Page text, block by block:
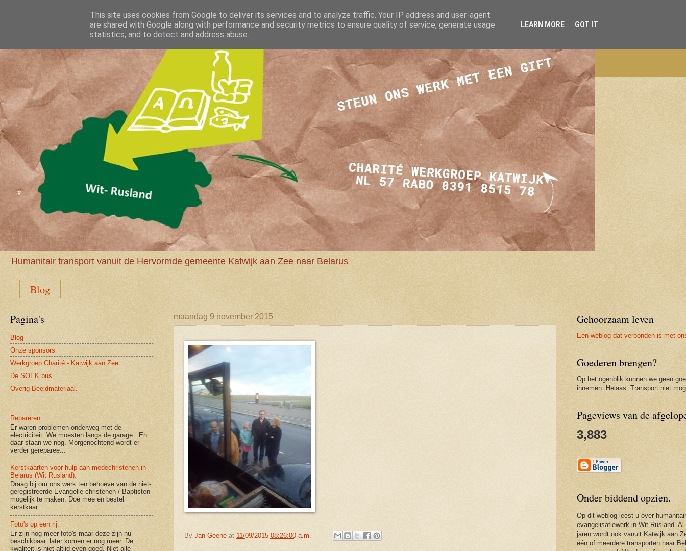
Humanitair transport vanuit de Hervormde gemeente Katwijk aan Zee naar Belarus
Blog
maandag 9 november 2015
By Jan Geene at 11/09/2015 08:26:00 a.m.
Pagina's
Blog
Onze sponsors
Werkgroep Charité - Katwijk aan Zee
De SOEK bus
Overig Beeldmateriaal.
Repareren
Er waren problemen onderweg met de
electriciteit. We moesten langs de garage. En
daar staan we nog. Morgenochtend wordt er
verder gereparee...
Kerstkaarten voor hulp aan medechristenen in
Belarus (Wit Rusland).
Draag bij om ons werk ten behoeve van de niet-
geregistreerde Evangelie-christenen / Baptisten
mogelijk te maken. Doe mee en bestel
kerstkaar...
Foto's op een rij.
Er zijn nog meer foto's maar deze zijn nu
beschikbaar. later komen er nog meer. De
kwaliteit is niet altijd even goed. Niet alle
Gehoorzaam leven
Een weblog dat verbonden is met
Goederen brengen?
Op het ogenblik kunnen we geen
innemen. Helaas. Transport niet
Pageviews van de
3,883
Onder biddend opzien.
Op dit weblog leest u over
evangelisatiewerk in Wit Rusland. Al
jaren wordt ook vanuit Katwijk aan
één of meerdere transporten naar
This site uses cookies from Google to deliver its services and to analyze traffic. Your IP address and user-agent
are shared with Google along with performance and security metrics to ensure quality of service, generate usage
statistics, and to detect and address abuse.
LEARN MORE GOT IT